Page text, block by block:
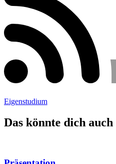
Eigenstudium
Das könnte dich